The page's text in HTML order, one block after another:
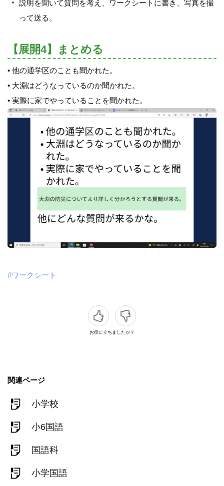
説明を聞いて質問を考え、ワークシートに書き、写真を撮
って送る。
【展開4】まとめる
• 他の通学区のことも聞かれた。
• 大淵はどうなっているのか聞かれた。
• 実際に家でやっていることを聞かれた。
#ワークシート
お役に立ちましたか？
関連ページ
小学校
小6国語
国語科
小学国語